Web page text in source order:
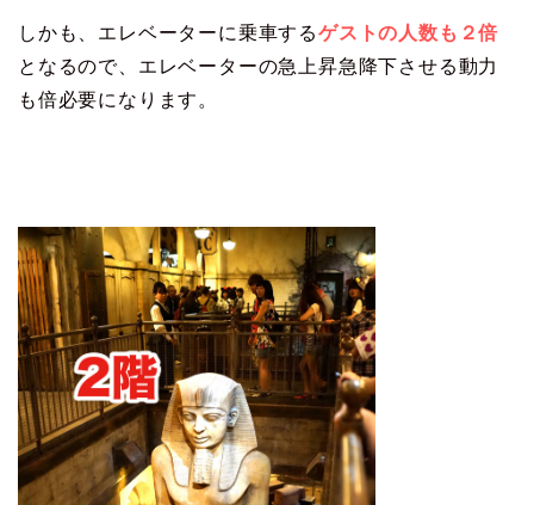
しかも、エレベーターに乗車するゲストの人数も２倍
となるので、エレベーターの急上昇急降下させる動力
も倍必要になります。